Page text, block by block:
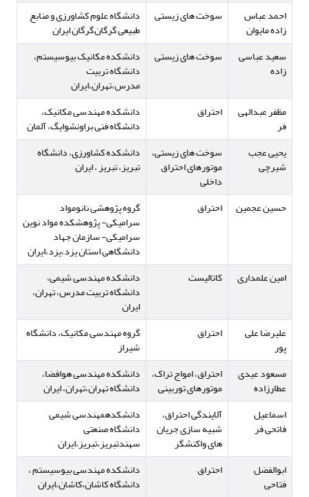
احمد عباس
زاده مایوان
سوخت های زیستی دانشگاه علوم کشاورزی و منابع
طبیعی گرگان,گرگان ایران
سعید عباسی
زاده
سوخت های زیستی دانشکده مکانیک بیوسیستم،
دانشگاه تربیت
مدرس،تهران،ایران
مظفر عبدالهی
فر
احتراق دانشکده مهندسی مکانیک،
دانشگاه فنی براونشوایگ، آلمان
یحیی عجب
شیرچی
سوخت های زیستی،
موتورهای احتراق
داخلی
دانشکده کشاورزی، دانشگاه
تبریز، تبریز ، ایران
حسین عجمین احتراق گروه پژوهشی نانومواد
سرامیکی- پژوهشکده مواد نوین
سرامیکی- سازمان جهاد
دانشگاهی استان یزد،یزد،ایران
امین علمداری
کاتالیست دانشکده مهندسی شیمی،
دانشگاه تربیت مدرس، تهران،
ایران
علیرضا علی
پور
احتراق گروه مهندسی مکانیک، دانشگاه
شیراز
مسعود عیدی
عطارزاده
احتراق، امواج تراک،
موتورهای توربینی
دانشکده مهندسی هوافضا،
دانشگاه تهران،تهران، ایران
اسماعیل
فاتحی فر
آلایندگی احتراق،
شبیه سازی جریان
های واکنشگر
دانشکدهمهندسی شیمی
دانشگاه صنعتی
سهندتبریز،تبریز،ایران
ابوالفضل
فتاحی
احتراق دانشکده مهندسی بیوسیستم ،
دانشگاه کاشان،کاشان،ایران